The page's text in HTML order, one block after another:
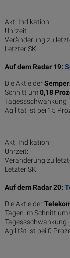
Akt. Indikation:
Uhrzeit:
Veränderung zu
Letzter SK:
Auf dem Radar 19:
Die Aktie der
Schnitt um0,18
Tagessschwankung
Agilität ist bei 15
Akt. Indikation:
Uhrzeit:
Veränderung zu
Letzter SK:
Auf dem Radar 20:
Die Aktie der
Tagen im Schnitt um
Tagessschwankung
Agilität ist bei 0